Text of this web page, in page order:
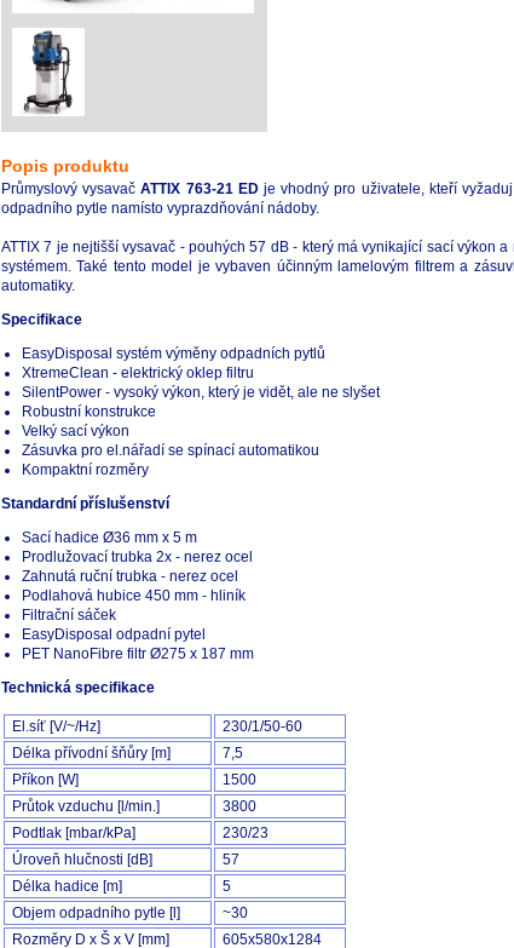
Popis produktu
Průmyslový vysavač ATTIX 763-21 EDje vhodný pro uživatele, kteří
odpadního pytle namísto vyprazdňování nádoby.
ATTIX 7 je nejtišší vysavač - pouhých 57 dB - který má vynikající sací výkon
systémem. Také tento model je vybaven účinným lamelovým filtrem a
automatiky.
Specifikace
EasyDisposal systém výměny odpadních pytlů
XtremeClean - elektrický oklep filtru
SilentPower - vysoký výkon, který je vidět, ale ne slyšet
Robustní konstrukce
Velký sací výkon
Zásuvka pro el.nářadí se spínací automatikou
Kompaktní rozměry
Standardní příslušenství
Sací hadice Ø36 mm x 5 m
Prodlužovací trubka 2x - nerez ocel
Zahnutá ruční trubka - nerez ocel
Podlahová hubice 450 mm - hliník
Filtrační sáček
EasyDisposal odpadní pytel
PET NanoFibre filtr Ø275 x 187 mm
Technická specifikace
El.síť [V/~/Hz]
230/1/50-60
Délka přívodní šňůry [m]
7,5
Příkon [W]
1500
Průtok vzduchu [l/min.]
3800
Podtlak [mbar/kPa]
230/23
Úroveň hlučnosti [dB]
57
Délka hadice [m]
5
Objem odpadního pytle [l]
~30
Rozměry D x Š x V [mm]
605x580x1284